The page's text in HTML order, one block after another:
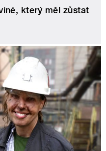
který měl zůstat